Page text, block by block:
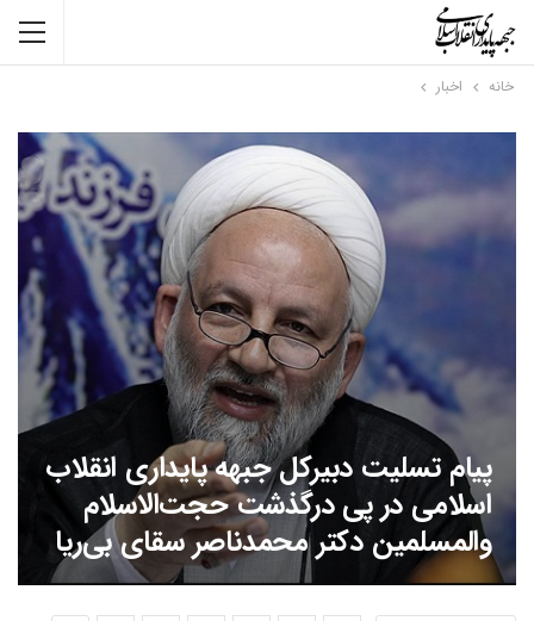
خانه اخبار
پیام تسلیت دبیرکل جبهه پایداری انقلاب
اسلامی در پی درگذشت حجت‌الاسلام
والمسلمین دکتر محمدناصر سقای بی‌ریا